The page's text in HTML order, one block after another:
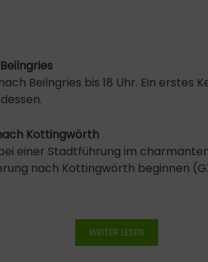
Beilngries bis 18 Uhr. Ein erstes
Kottingwörth
einer Stadtführung im
nach Kottingwörth beginnen
WEITER LESEN